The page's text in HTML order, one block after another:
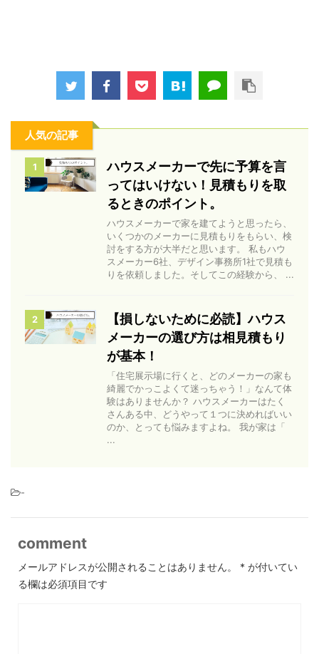
人気の記事
1
ハウスメーカーで先に予算を言
ってはいけない！見積もりを取
るときのポイント。
ハウスメーカーで家を建てようと思ったら、
いくつかのメーカーに見積もりをもらい、検
討をする方が大半だと思います。 私もハウ
スメーカー6社、デザイン事務所1社で見積も
りを依頼しました。そしてこの経験から、 ...
2
【損しないために必読】ハウス
メーカーの選び方は相見積もり
が基本！
「住宅展示場に行くと、どのメーカーの家も
綺麗でかっこよくて迷っちゃう！」なんて体
験はありませんか？ ハウスメーカーはたく
さんある中、どうやって１つに決めればいい
のか、とっても悩みますよね。 我が家は「
...
-
comment
メールアドレスが公開されることはありません。 * が付いてい
る欄は必須項目です